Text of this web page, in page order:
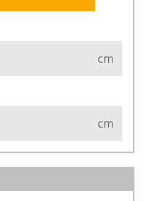
cm
cm